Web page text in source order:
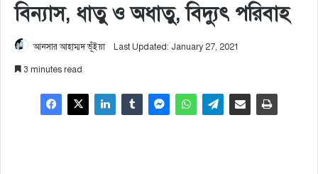
বিন্যাস, ধাতু ও অধাতু, বিদ্যুৎ পরিবাহ
আনসার আহাম্মদ ভূঁইয়া Last Updated: January 27, 2021
3 minutes read